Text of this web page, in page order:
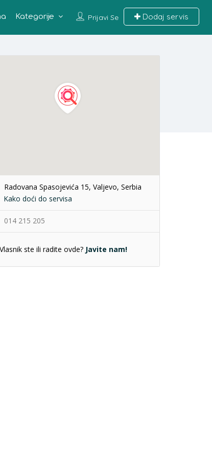
Prijavi Se Dodaj servis
Kategorije
Radovana Spasojevića 15, Valjevo, Serbia
Kako doći do servisa
014 215 205
Vlasnik ste ili radite ovde? Javite nam!